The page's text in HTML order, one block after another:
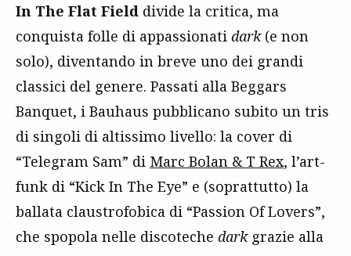
In The Flat Field divide la critica, ma
conquista folle di appassionati dark(e non
solo), diventando in breve uno dei grandi
classici del genere. Passati alla Beggars
Banquet, i Bauhaus pubblicano subito un tris
di singoli di altissimo livello: la cover di
“Telegram Sam” di Marc Bolan & T Rex, l’art-
funk di “Kick In The Eye” e (soprattutto) la
ballata claustrofobica di “Passion Of Lovers”,
che spopola nelle discoteche darkgrazie alla